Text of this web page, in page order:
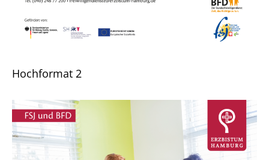
Hochformat 2